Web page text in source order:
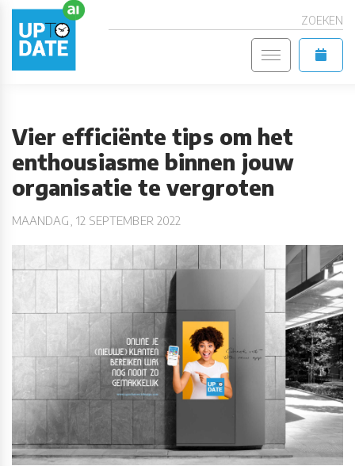
ZOEKEN
Vier efficiënte tips om het
enthousiasme binnen jouw
organisatie te vergroten
MAANDAG, 12 SEPTEMBER 2022